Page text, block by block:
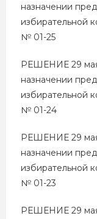
назначении
избирательной
№ 01-25
РЕШЕНИЕ 29
назначении
избирательной
№ 01-24
РЕШЕНИЕ 29
назначении
избирательной
№ 01-23
РЕШЕНИЕ 29